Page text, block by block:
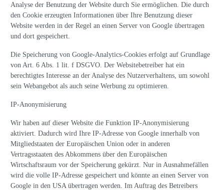
Analyse der Benutzung der Website durch Sie ermöglichen. Die durch
den Cookie erzeugten Informationen über Ihre Benutzung dieser
Website werden in der Regel an einen Server von Google übertragen
und dort gespeichert.
Die Speicherung von Google-Analytics-Cookies erfolgt auf Grundlage
von Art. 6 Abs. 1 lit. f DSGVO. Der Websitebetreiber hat ein
berechtigtes Interesse an der Analyse des Nutzerverhaltens, um sowohl
sein Webangebot als auch seine Werbung zu optimieren.
IP-Anonymisierung
Wir haben auf dieser Website die Funktion IP-Anonymisierung
aktiviert. Dadurch wird Ihre IP-Adresse von Google innerhalb von
Mitgliedstaaten der Europäischen Union oder in anderen
Vertragsstaaten des Abkommens über den Europäischen
Wirtschaftsraum vor der Speicherung gekürzt. Nur in Ausnahmefällen
wird die volle IP-Adresse gespeichert und könnte an einen Server von
Google in den USA übertragen werden. Im Auftrag des Betreibers